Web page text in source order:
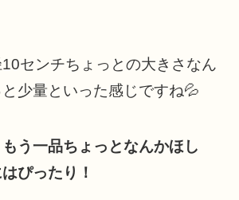
センチちょっとの大きさなん
少量といった感じですね💦
もう一品ちょっとなんかほし
ぴったり！